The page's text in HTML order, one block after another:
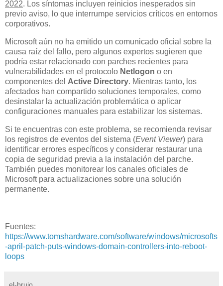
2022. Los síntomas incluyen reinicios inesperados sin
previo aviso, lo que interrumpe servicios críticos en entornos
corporativos.
Microsoft aún no ha emitido un comunicado oficial sobre la
causa raíz del fallo, pero algunos expertos sugieren que
podría estar relacionado con parches recientes para
vulnerabilidades en el protocolo Netlogon o en
componentes del Active Directory. Mientras tanto, los
afectados han compartido soluciones temporales, como
desinstalar la actualización problemática o aplicar
configuraciones manuales para estabilizar los sistemas.
Si te encuentras con este problema, se recomienda revisar
los registros de eventos del sistema (Event Viewer) para
identificar errores específicos y considerar restaurar una
copia de seguridad previa a la instalación del parche.
También puedes monitorear los canales oficiales de
Microsoft para actualizaciones sobre una solución
permanente.
Fuentes:
https://www.tomshardware.com/software/windows/microsofts
-april-patch-puts-windows-domain-controllers-into-reboot-
loops